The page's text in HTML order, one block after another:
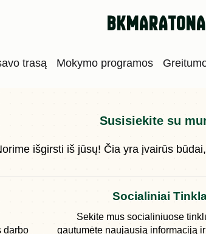
trasą Mokymo programos
Susisiekite su
išgirsti iš jūsų! Čia yra įvairūs
darbo
Socialiniai
Sekite mus socialiniuose
gautumėte naujausią informaciją